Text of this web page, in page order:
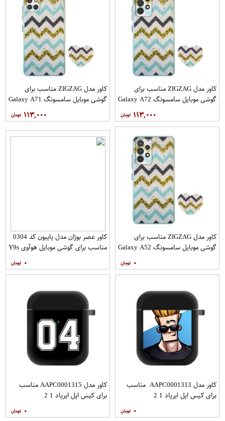
کاور مدل ZIGZAG مناسب برای
گوشی موبایل سامسونگ Galaxy A72
۱۱۳,۰۰۰
کاور مدل ZIGZAG مناسب برای
گوشی موبایل سامسونگ Galaxy A71
۱۱۳,۰۰۰
کاور مدل ZIGZAG مناسب برای
گوشی موبایل سامسونگ Galaxy A52
۰
کاور عصر بوژان مدل پاپیون کد 0304
مناسب برای گوشی موبایل هوآوی Y9s
۰
کاور مدل AAPC0001313 مناسب
برای کیس اپل ایرپاد 1 2
۰
کاور مدل AAPC0001315 مناسب
برای کیس اپل ایرپاد 1 2
۰